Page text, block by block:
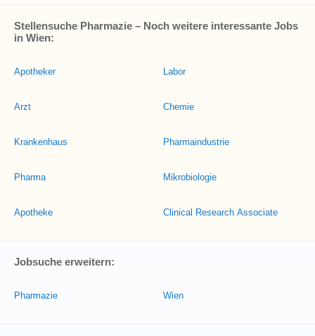
Stellensuche Pharmazie – Noch weitere interessante Jobs
in Wien:
Apotheker
Arzt
Krankenhaus
Pharma
Apotheke
Labor
Chemie
Pharmaindustrie
Mikrobiologie
Clinical Research Associate
Jobsuche erweitern:
Pharmazie Wien